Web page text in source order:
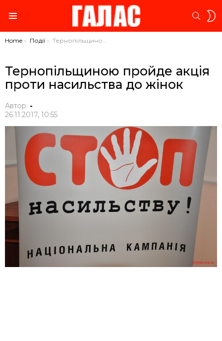
You are here:
Home Події Тернопільщиною пройде акція проти насильства до жінок
Тернопільщиною пройде акція
проти насильства до жінок
Автор: -
26.11.2017, 10:55